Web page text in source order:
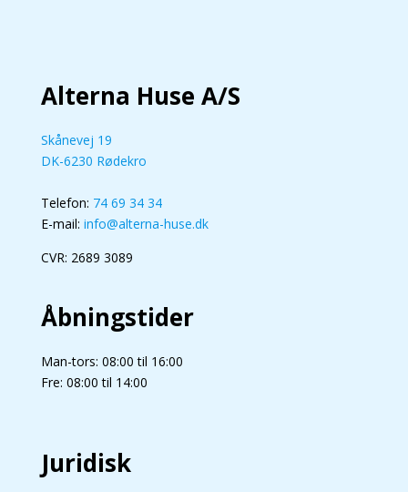
Alterna Huse A/S
Skånevej 19
DK-6230 Rødekro
Telefon: 74 69 34 34
E-mail: info@alterna-huse.dk
CVR: 2689 3089
Åbningstider
Man-tors: 08:00 til 16:00
Fre: 08:00 til 14:00
Juridisk